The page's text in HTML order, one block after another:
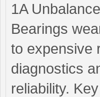
1A
Bearings
to expensive
diagnostics
reliability.